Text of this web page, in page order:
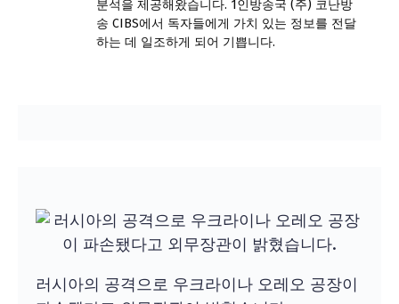
분석을 제공해왔습니다. 1인방송국 (주) 코난방
송 CIBS에서 독자들에게 가치 있는 정보를 전달
하는 데 일조하게 되어 기쁩니다.
러시아의 공격으로 우크라이나 오레오 공장이